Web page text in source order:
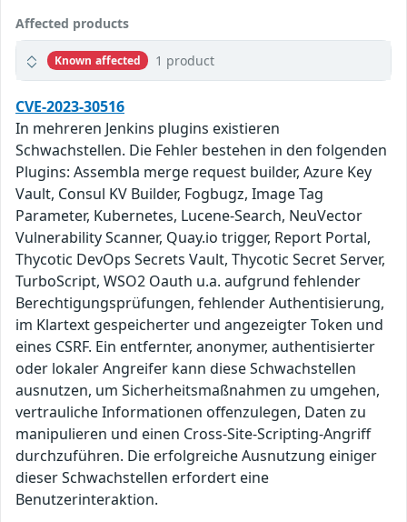
Affected products
Known affected 1 product
CVE-2023-30516
In mehreren Jenkins plugins existieren
Schwachstellen. Die Fehler bestehen in den folgenden
Plugins: Assembla merge request builder, Azure Key
Vault, Consul KV Builder, Fogbugz, Image Tag
Parameter, Kubernetes, Lucene-Search, NeuVector
Vulnerability Scanner, Quay.io trigger, Report Portal,
Thycotic DevOps Secrets Vault, Thycotic Secret Server,
TurboScript, WSO2 Oauth u.a. aufgrund fehlender
Berechtigungsprüfungen, fehlender Authentisierung,
im Klartext gespeicherter und angezeigter Token und
eines CSRF. Ein entfernter, anonymer, authentisierter
oder lokaler Angreifer kann diese Schwachstellen
ausnutzen, um Sicherheitsmaßnahmen zu umgehen,
vertrauliche Informationen offenzulegen, Daten zu
manipulieren und einen Cross-Site-Scripting-Angriff
durchzuführen. Die erfolgreiche Ausnutzung einiger
dieser Schwachstellen erfordert eine
Benutzerinteraktion.